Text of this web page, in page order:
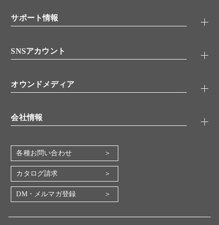
シグナル伝達
糖類／レクチン
分子生物
バイオメディカル(環境・食品)
機器・消耗品
代理店
サポート情報
アプリケーションノート
書類ダウンロード
SNSアカウント
YouTube
オウンドメディア
会社情報
会社概要
地図・アクセス（本社）
IR情報
電子公告
各種お問い合わせ
カタログ請求
DM・メルマガ登録